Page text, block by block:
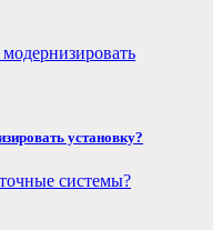
установку?